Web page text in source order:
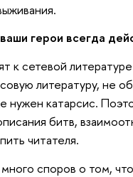
герои всегда
к сетевой
литературу, не
нужен катарсис.
битв,
читателя.
споров о том,